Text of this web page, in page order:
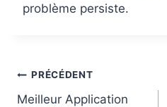
problème persiste.
PRÉCÉDENT
Meilleur Application